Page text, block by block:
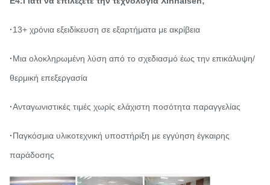
·13+ χρόνια εξειδίκευση σε εξαρτήματα με ακρίβεια
·Μια ολοκληρωμένη λύση από το σχεδιασμό έως την επικάλυψη/
θερμική επεξεργασία
·Ανταγωνιστικές τιμές χωρίς ελάχιστη ποσότητα παραγγελίας
·Παγκόσμια υλικοτεχνική υποστήριξη με εγγύηση έγκαιρης
παράδοσης